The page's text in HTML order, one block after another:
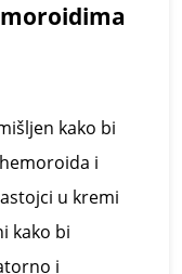
kako bi
i
u kremi
kako bi
i